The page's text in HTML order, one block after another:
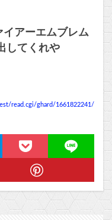
アーエムブレム
してくれや
read.cgi/ghard/1661822241/